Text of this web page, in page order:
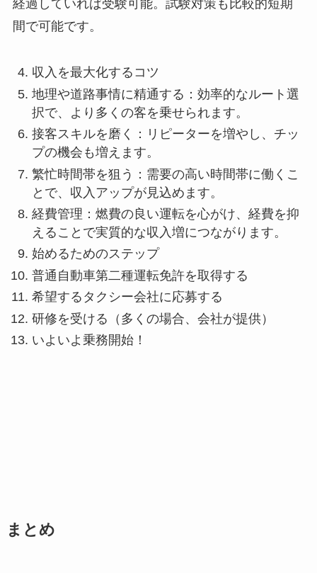
経過していれば受験可能。試験対策も比較的短期
間で可能です。
収入を最大化するコツ
地理や道路事情に精通する：効率的なルート選
択で、より多くの客を乗せられます。
接客スキルを磨く：リピーターを増やし、チッ
プの機会も増えます。
繁忙時間帯を狙う：需要の高い時間帯に働くこ
とで、収入アップが見込めます。
経費管理：燃費の良い運転を心がけ、経費を抑
えることで実質的な収入増につながります。
始めるためのステップ
普通自動車第二種運転免許を取得する
希望するタクシー会社に応募する
研修を受ける（多くの場合、会社が提供）
いよいよ乗務開始！
まとめ